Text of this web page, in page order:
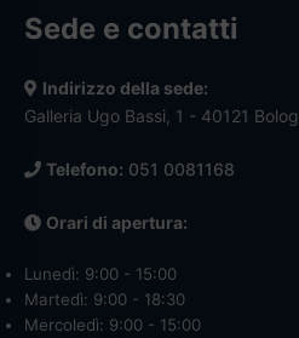
Sede e contatti
Indirizzo della sede:
Galleria Ugo Bassi, 1 - 40121
Telefono: 051 0081168
Orari di apertura:
Lunedì: 9:00 - 15:00
Martedì: 9:00 - 18:30
Mercoledì: 9:00 - 15:00